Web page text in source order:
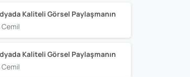
Kaliteli Görsel Paylaşmanın
Cemil
Kaliteli Görsel Paylaşmanın
Cemil